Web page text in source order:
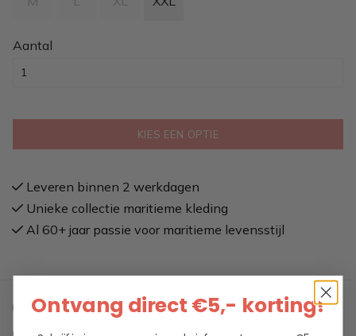
Aantal
KIES EEN OPTIE
Leveren binnen 2 werkdagen
Unieke collectie maritieme kleding
Al 60+ jaar passie voor maritieme levensstijl
Omschrijving
Ontvang direct €5,- korting!